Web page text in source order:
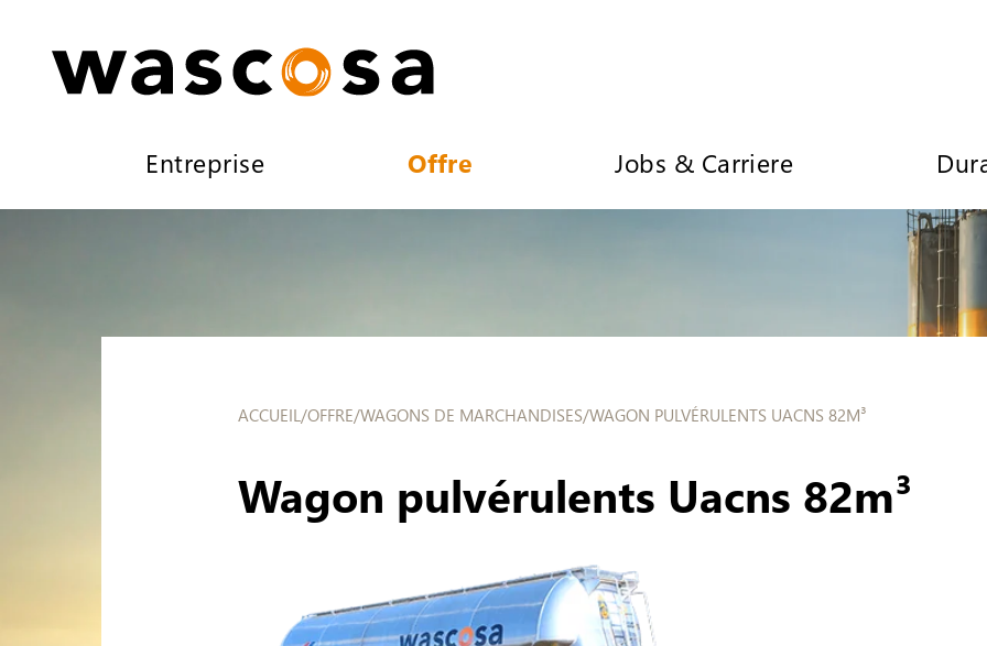
Entreprise Offre Jobs & Carriere
ACCUEIL/OFFRE/WAGONS DE MARCHANDISES/WAGON PULVÉRULENTS UACNS 82M³
Wagon pulvérulents Uacns 82m³